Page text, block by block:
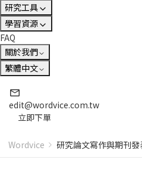
研究工具
學習資源
FAQ
關於我們
繁體中文
edit@wordvice.com.tw
立即下單
Wordvice 研究論文寫作與期刊